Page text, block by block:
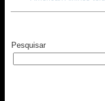
Pesquisar